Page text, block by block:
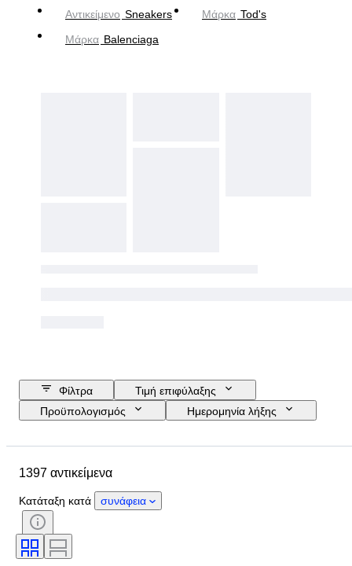
Αντικείμενο Sneakers Μάρκα Tod's
Μάρκα Balenciaga
Φίλτρα
Τιμή επιφύλαξης
Προϋπολογισμός
Ημερομηνία λήξης
Country of origin
Κατάσταση
Υπογραφή
Χρώμα
Περιλαμβάνονται αξεσουάρ
Μοντέλο
1397 αντικείμενα
Κατάταξη κατά συνάφεια